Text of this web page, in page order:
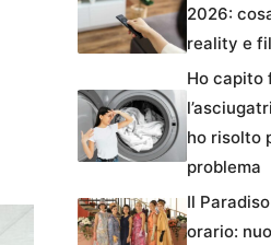
2026:
reality e
Ho capito
ho risolto
problema
Il
orario: